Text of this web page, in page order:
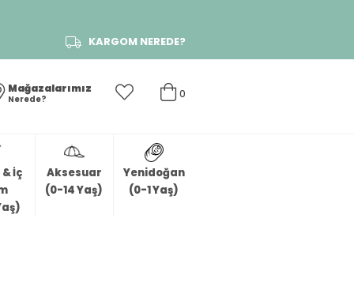
KARGOM NEREDE?
0
Mağazalarımız
Nerede?
İç
Aksesuar
(0-14 Yaş)
Yenidoğan
(0-1 Yaş)